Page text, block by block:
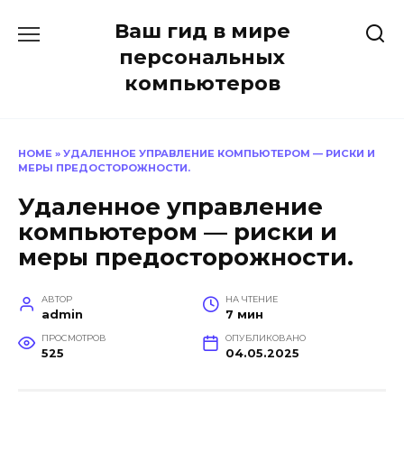
Ваш гид в мире
персональных
компьютеров
HOME » УДАЛЕННОЕ УПРАВЛЕНИЕ КОМПЬЮТЕРОМ — РИСКИ И
МЕРЫ ПРЕДОСТОРОЖНОСТИ.
Удаленное управление
компьютером — риски и
меры предосторожности.
АВТОР
admin
НА ЧТЕНИЕ
7 мин
ПРОСМОТРОВ
525
ОПУБЛИКОВАНО
04.05.2025